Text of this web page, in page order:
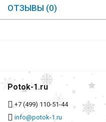
ОТЗЫВЫ (0)
Potok-1.ru
+7 (499) 110-51-44
info@potok-1.ru